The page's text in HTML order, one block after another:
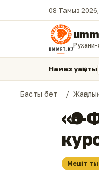
08 Тамыз 2026,
Рухани-
Намаз уақыты
Басты бет
Мешіт